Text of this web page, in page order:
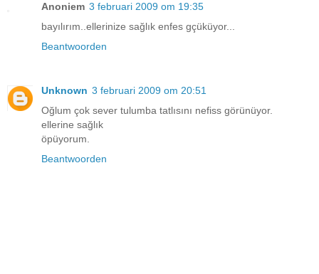
Anoniem 3 februari 2009 om 19:35
bayılırım..ellerinize sağlık enfes gçüküyor...
Beantwoorden
Unknown 3 februari 2009 om 20:51
Oğlum çok sever tulumba tatlısını nefiss görünüyor.
ellerine sağlık
öpüyorum.
Beantwoorden